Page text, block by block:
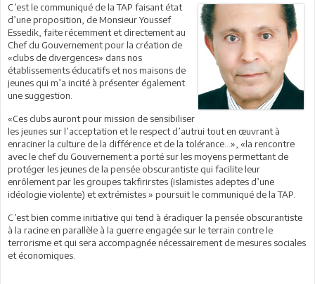
C’est le communiqué de la TAP faisant état
d’une proposition, de Monsieur Youssef
Essedik, faite récemment et directement au
Chef du Gouvernement pour la création de
«clubs de divergences» dans nos
établissements éducatifs et nos maisons de
jeunes qui m’a incité à présenter également
une suggestion.
«Ces clubs auront pour mission de sensibiliser
les jeunes sur l’acceptation et le respect d’autrui tout en œuvrant à
enraciner la culture de la différence et de la tolérance…», «la rencontre
avec le chef du Gouvernement a porté sur les moyens permettant de
protéger les jeunes de la pensée obscurantiste qui facilite leur
enrôlement par les groupes takfirirstes (islamistes adeptes d’une
idéologie violente) et extrémistes » poursuit le communiqué de la TAP.
C’est bien comme initiative qui tend à éradiquer la pensée obscurantiste
à la racine en parallèle à la guerre engagée sur le terrain contre le
terrorisme et qui sera accompagnée nécessairement de mesures sociales
et économiques.